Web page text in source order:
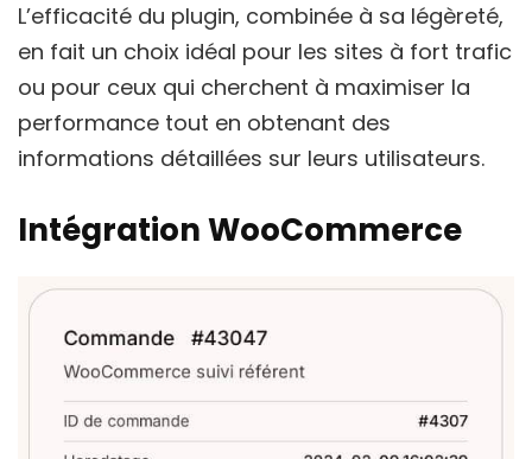
L’efficacité du plugin, combinée à sa légèreté,
en fait un choix idéal pour les sites à fort trafic
ou pour ceux qui cherchent à maximiser la
performance tout en obtenant des
informations détaillées sur leurs utilisateurs.
Intégration WooCommerce